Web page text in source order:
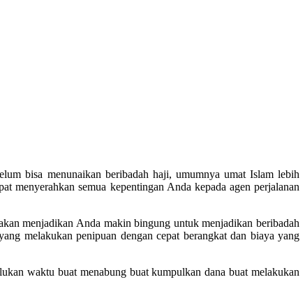
bisa menunaikan beribadah haji, umumnya umat Islam lebih
menyerahkan semua kepentingan Anda kepada agen perjalanan
menjadikan Anda makin bingung untuk menjadikan beribadah
melakukan penipuan dengan cepat berangkat dan biaya yang
waktu buat menabung buat kumpulkan dana buat melakukan